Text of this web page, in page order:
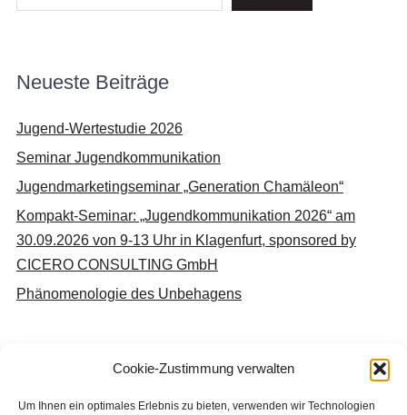
Cookie-Zustimmung verwalten
Um Ihnen ein optimales Erlebnis zu bieten, verwenden wir Technologien
Neueste Beiträge
Jugend-Wertestudie 2026
Seminar Jugendkommunikation
Jugendmarketingseminar „Generation Chamäleon“
Kompakt-Seminar: „Jugendkommunikation 2026“ am
30.09.2026 von 9-13 Uhr in Klagenfurt, sponsored by
CICERO CONSULTING GmbH
Phänomenologie des Unbehagens